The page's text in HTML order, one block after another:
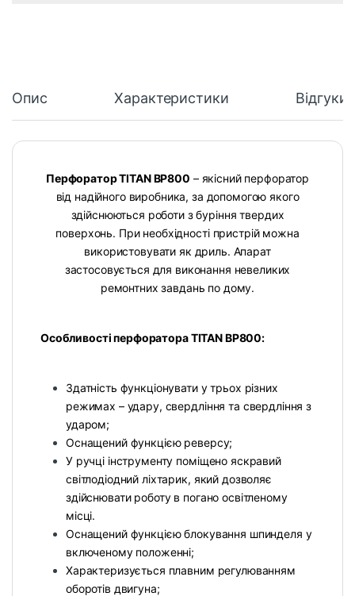
Опис Характеристики Відгуки
Перфоратор TITAN BP800 – якісний перфоратор
від надійного виробника, за допомогою якого
здійснюються роботи з буріння твердих
поверхонь. При необхідності пристрій можна
використовувати як дриль. Апарат
застосовується для виконання невеликих
ремонтних завдань по дому.
Особливості перфоратора TITAN BP800:
Здатність функціонувати у трьох різних
режимах – удару, свердління та свердління з
ударом;
Оснащений функцією реверсу;
У ручці інструменту поміщено яскравий
світлодіодний ліхтарик, який дозволяє
здійснювати роботу в погано освітленому
місці.
Оснащений функцією блокування шпинделя у
включеному положенні;
Характеризується плавним регулюванням
оборотів двигуна;